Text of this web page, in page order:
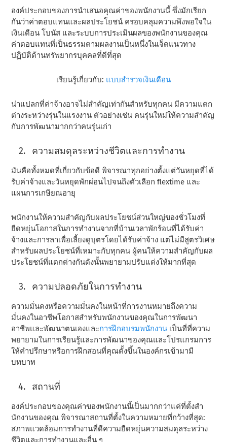
องค์ประกอบของการนําเสนอคุณค่าของพนักงานนี้ ซึ่งมักเรียก
กันว่าค่าตอบแทนและผลประโยชน์ ครอบคลุมความพึงพอใจใน
เงินเดือน โบนัส และระบบการประเมินผลของพนักงานของคุณ
ค่าตอบแทนที่เป็นธรรมตามผลงานเป็นหนึ่งในเจ็ดแนวทาง
ปฏิบัติด้านทรัพยากรบุคคลที่ดีที่สุด
เรียนรู้เกี่ยวกับ: แบบสํารวจเงินเดือน
น่าแปลกที่ค่าจ้างอาจไม่สําคัญเท่ากันสําหรับทุกคน มีความแตก
ต่างระหว่างรุ่นในแรงงาน ตัวอย่างเช่น คนรุ่นใหม่ให้ความสําคัญ
กับการพัฒนามากกว่าคนรุ่นเก่า
ความสมดุลระหว่างชีวิตและการทํางาน
มันคือทั้งหมดที่เกี่ยวกับข้อดี พิจารณาทุกอย่างตั้งแต่วันหยุดที่ได้
รับค่าจ้างและวันหยุดพักผ่อนไปจนถึงตัวเลือก flextime และ
แผนการเกษียณอายุ
พนักงานให้ความสําคัญกับผลประโยชน์ส่วนใหญ่ของชั่วโมงที่
ยืดหยุ่นโอกาสในการทํางานจากที่บ้านเวลาพักร้อนที่ได้รับค่า
จ้างและการลาเพื่อเลี้ยงดูบุตรโดยได้รับค่าจ้าง แต่ไม่มีสูตรวิเศษ
สําหรับผลประโยชน์ที่เหมาะกับทุกคน ผู้คนให้ความสําคัญกับผล
ประโยชน์ที่แตกต่างกันดังนั้นพยายามปรับแต่งให้มากที่สุด
ความปลอดภัยในการทํางาน
ความมั่นคงหรือความมั่นคงในหน้าที่การงานหมายถึงความ
มั่นคงในอาชีพโอกาสสําหรับพนักงานของคุณในการพัฒนา
อาชีพและพัฒนาตนเองและการฝึกอบรมพนักงาน เป็นที่ที่ความ
พยายามในการเรียนรู้และการพัฒนาของคุณและโปรแกรมการ
ให้คําปรึกษาหรือการฝึกสอนที่คุณตั้งขึ้นในองค์กรเข้ามามี
บทบาท
สถานที่
องค์ประกอบของคุณค่าของพนักงานนี้เป็นมากกว่าแค่ที่ตั้งสํา
นักงานของคุณ พิจารณาสถานที่ตั้งในความหมายที่กว้างที่สุด:
สภาพแวดล้อมการทํางานที่ดีความยืดหยุ่นความสมดุลระหว่าง
ชีวิตและการทํางานและอื่น ๆ